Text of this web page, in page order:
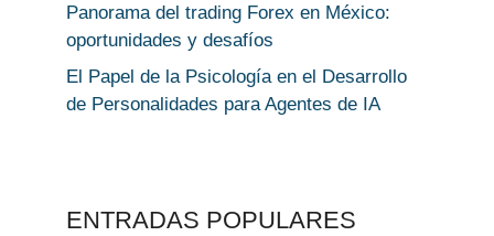
Panorama del trading Forex en México:
oportunidades y desafíos
El Papel de la Psicología en el Desarrollo
de Personalidades para Agentes de IA
ENTRADAS POPULARES